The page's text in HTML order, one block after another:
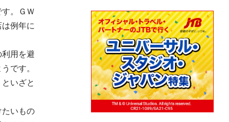
。ＧＷ
例年に
用を避
です。
いざと
たいもの